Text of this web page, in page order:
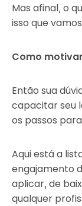
Mas afinal, o
isso que
Como
Então sua
capacitar seu
os passos
Aqui está a
engajamento
aplicar, de
qualquer